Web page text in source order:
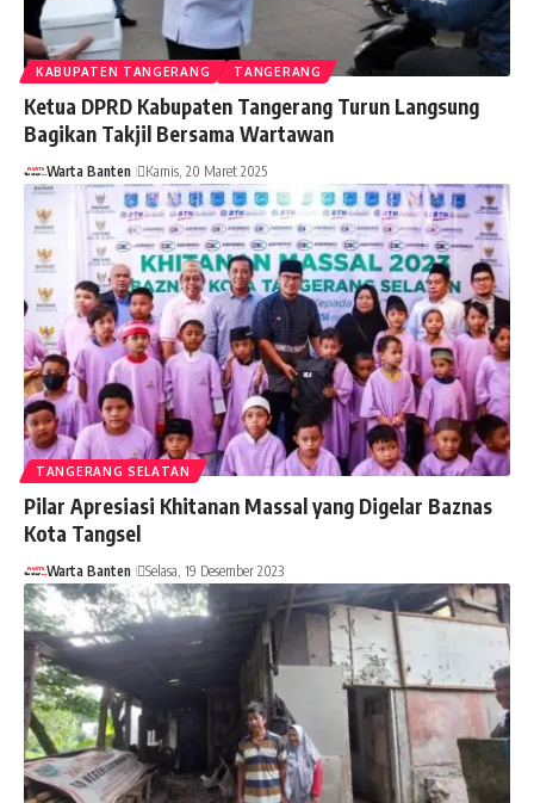
KABUPATEN TANGERANG TANGERANG
Ketua DPRD Kabupaten Tangerang Turun Langsung
Bagikan Takjil Bersama Wartawan
Warta Banten Kamis, 20 Maret 2025
TANGERANG SELATAN
Pilar Apresiasi Khitanan Massal yang Digelar Baznas
Kota Tangsel
Warta Banten Selasa, 19 Desember 2023